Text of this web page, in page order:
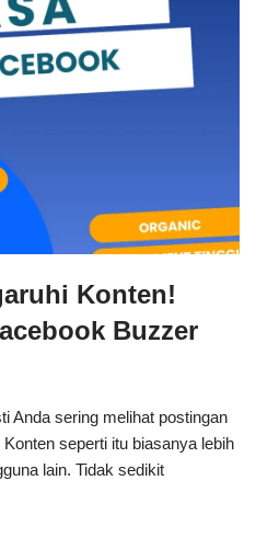
Konten!
Buzzer
Anda sering melihat postingan
seperti itu biasanya lebih
lain. Tidak sedikit